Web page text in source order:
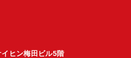
ヒン梅田ビル5階